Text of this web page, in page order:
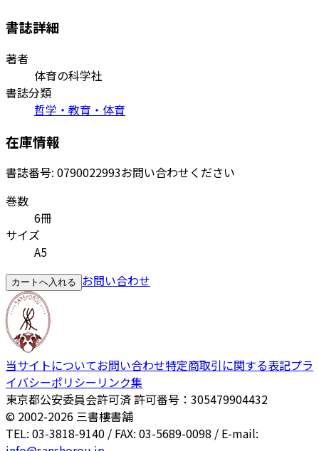
書誌詳細
著者
体育の科学社
書誌分類
哲学・教育・体育
在庫情報
書誌番号: 0790022993お問い合わせください
巻数
6冊
サイズ
A5
カートへ入れる お問い合わせ
当サイトについてお問い合わせ特定商取引に関する表記プラ
イバシーポリシー リンク集
東京都公安委員会許可済 許可番号：305479904432
© 2002-2026 三書樓書舗
TEL: 03-3818-9140 / FAX: 03-5689-0098 / E-mail: